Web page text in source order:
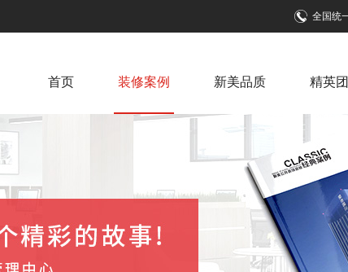
全国统
首页 装修案例 新美品质 精英